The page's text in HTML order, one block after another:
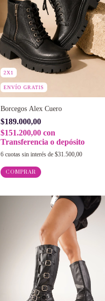
2X1
ENVÍO GRATIS
Borcegos Alex Cuero
$189.000,00
$151.200,00 con
Transferencia o depósito
6 cuotas sin interés de $31.500,00
COMPRAR